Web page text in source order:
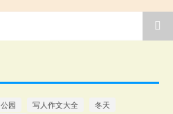
公园 写人作文大全 冬天